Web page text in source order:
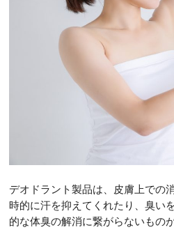
デオドラント製品は、皮膚上での
時的に汗を抑えてくれたり、臭い
的な体臭の解消に繋がらないもの